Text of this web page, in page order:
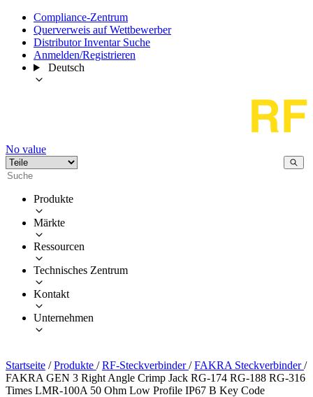
Compliance-Zentrum
Querverweis auf Wettbewerber
Distributor Inventar Suche
Anmelden/Registrieren
Deutsch
No value
Produkte
Märkte
Ressourcen
Technisches Zentrum
Kontakt
Unternehmen
Startseite / Produkte / RF-Steckverbinder/ FAKRA Steckverbinder/
FAKRA GEN 3 Right Angle Crimp Jack RG-174 RG-188 RG-316
Times LMR-100A 50 Ohm Low Profile IP67 B Key Code